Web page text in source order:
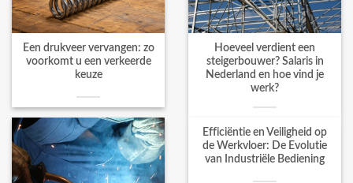
Een drukveer vervangen: zo
voorkomt u een verkeerde
keuze
Hoeveel verdient een
steigerbouwer? Salaris in
Nederland en hoe vind je
werk?
Efficiëntie en Veiligheid op
de Werkvloer: De Evolutie
van Industriële Bediening